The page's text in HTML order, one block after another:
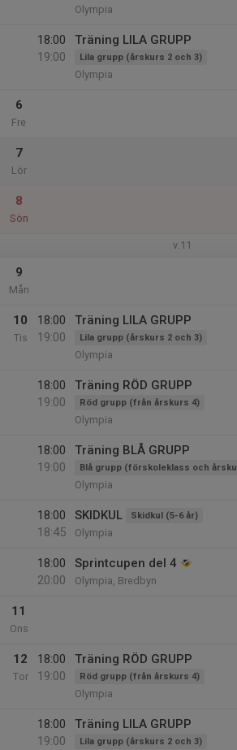
Olympia
18:00
19:00
Träning LILA GRUPP
Lila grupp (årskurs 2 och 3)
Olympia
6
Fre
7
Lör
8
Sön
v.11
9
Mån
10
Tis
18:00
19:00
Träning LILA GRUPP
Lila grupp (årskurs 2 och 3)
Olympia
18:00
19:00
Träning RÖD GRUPP
Röd grupp (från årskurs 4)
Olympia
18:00
19:00
Träning BLÅ GRUPP
Blå grupp (förskoleklass och
Olympia
18:00
18:45
SKIDKUL Skidkul (5-6 år)
Olympia
18:00
20:00
Sprintcupen del 4
Olympia, Bredbyn
11
Ons
12
Tor
18:00
19:00
Träning RÖD GRUPP
Röd grupp (från årskurs 4)
Olympia
18:00
19:00
Träning LILA GRUPP
Lila grupp (årskurs 2 och 3)